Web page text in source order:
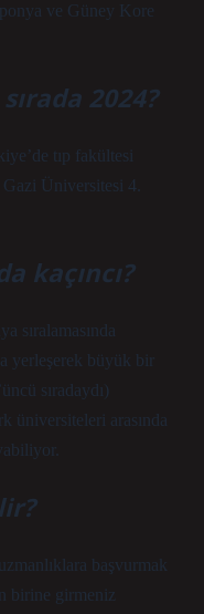
ve Güney Kore
2024?
tıp fakültesi
Üniversitesi 4.
kaçıncı?
sıralamasında
yerleşerek büyük bir
sıradaydı)
üniversiteleri arasında
başvurmak
birine girmeniz